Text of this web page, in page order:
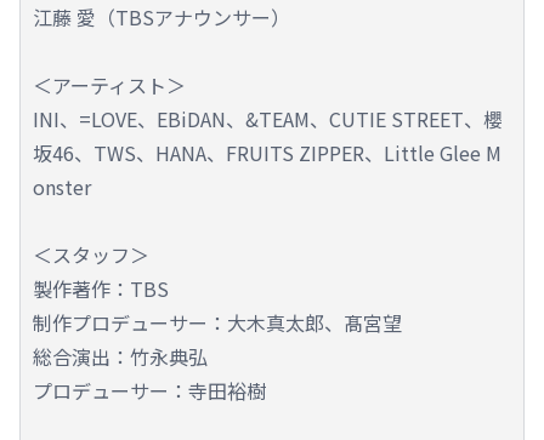
江藤 愛（TBSアナウンサー）
＜アーティスト＞
INI、=LOVE、EBiDAN、&TEAM、CUTIE STREET、櫻
坂46、TWS、HANA、FRUITS ZIPPER、Little Glee M
onster
＜スタッフ＞
製作著作：TBS
制作プロデューサー：大木真太郎、髙宮望
総合演出：竹永典弘
プロデューサー：寺田裕樹